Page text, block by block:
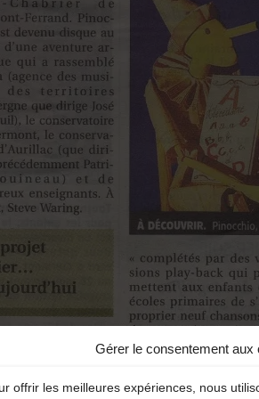
Gérer le consentement aux
offrir les meilleures expériences, nous